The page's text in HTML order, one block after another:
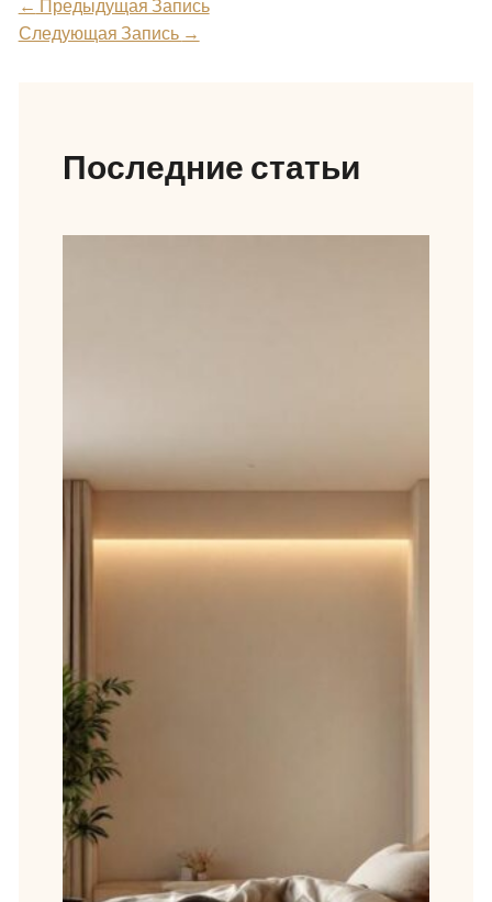
← Предыдущая Запись
Следующая Запись →
Последние статьи